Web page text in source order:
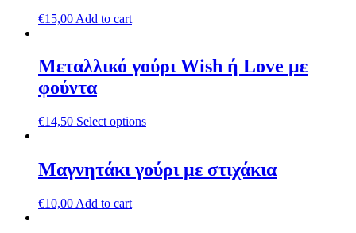
€15,00 Add to cart
Μεταλλικό γούρι Wish ή Love με
φούντα
€14,50 Select options
Μαγνητάκι γούρι με στιχάκια
€10,00 Add to cart